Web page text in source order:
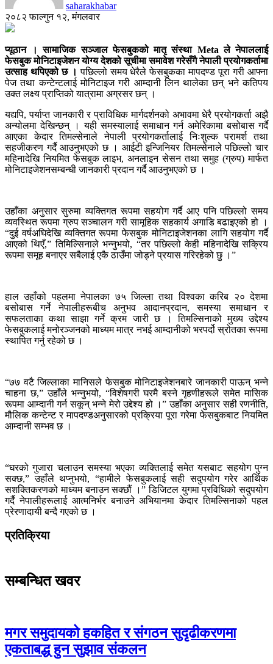
saharakhabar
२०८२ फाल्गुन १२, मंगलवार
प्यूठान । सामाजिक सञ्जाल फेसबुकको मातृ संस्था Meta ले नेपाललाई
फेसबुक मोनिटाइजेशन योग्य देशको सूचीमा समावेश गरेसँगै नेपाली प्रयोगकर्तामा
उत्साह थपिएको छ । पछिल्लो समय धेरैले फेसबुकका मापदण्ड पूरा गरी आफ्ना
पेज तथा कन्टेन्टलाई मोनिटाइज गरी आम्दानी लिन थालेका छन् भने कतिपय
उक्त लक्ष्य प्राप्तिको यात्रामा अग्रसर छन् ।
यद्यपि, पर्याप्त जानकारी र प्राविधिक मार्गदर्शनको अभावमा धेरै प्रयोगकर्ता अझै
अन्योलमा देखिन्छन् । यही समस्यालाई समाधान गर्न अमेरिकामा बसोबास गर्दै
आएका केदार तिमल्सेनाले नेपाली प्रयोगकर्तालाई निःशुल्क परामर्श तथा
सहजीकरण गर्दै आउनुभएको छ । आईटी इन्जिनियर तिमल्सेनाले पछिल्लो चार
महिनादेखि नियमित फेसबुक लाइभ, अनलाइन सेसन तथा समुह (ग्रुप) मार्फत
मोनिटाइजेशनसम्बन्धी जानकारी प्रदान गर्दै आउनुभएको छ ।
उहाँका अनुसार सुरुमा व्यक्तिगत रूपमा सहयोग गर्दै आए पनि पछिल्लो समय
व्यवस्थित रूपमा ग्रुप सञ्चालन गरी सामूहिक सहकार्य अगाडि बढाइएको हो ।
“दुई वर्षअघिदेखि व्यक्तिगत रूपमा फेसबुक मोनिटाइजेशनका लागि सहयोग गर्दै
आएको थिएँ,” तिमिल्सिनाले भन्नुभयो, “तर पछिल्लो केही महिनादेखि सक्रिय
रूपमा समूह बनाएर सबैलाई एकै ठाउँमा जोड्ने प्रयास गरिरहेको छु ।”
हाल उहाँको पहलमा नेपालका ७५ जिल्ला तथा विश्वका करिब २० देशमा
बसोबास गर्ने नेपालीहरूबीच अनुभव आदानप्रदान, समस्या समाधान र
सफलताका कथा साझा गर्ने क्रम जारी छ । तिमल्सिनाको मुख्य उद्देश्य
फेसबुकलाई मनोरञ्जनको माध्यम मात्र नभई आम्दानीको भरपर्दो स्रोतका रूपमा
स्थापित गर्नु रहेको छ ।
“७७ वटै जिल्लाका मानिसले फेसबुक मोनिटाइजेशनबारे जानकारी पाऊन् भन्ने
चाहना छ,” उहाँले भन्नुभयो, “विशेषगरी घरमै बस्ने गृहणीहरूले समेत मासिक
रूपमा आम्दानी गर्न सकून् भन्ने मेरो उद्देश्य हो ।” उहाँका अनुसार सही रणनीति,
मौलिक कन्टेन्ट र मापदण्डअनुसारको प्रक्रिया पूरा गरेमा फेसबुकबाट नियमित
आम्दानी सम्भव छ ।
“घरको गुजारा चलाउन समस्या भएका व्यक्तिलाई समेत यसबाट सहयोग पुग्न
सक्छ,” उहाँले थप्नुभयो, “हामीले फेसबुकलाई सही सदुपयोग गरेर आर्थिक
सशक्तिकरणको माध्यम बनाउन सक्छौं ।” डिजिटल युगमा प्रविधिको सदुपयोग
गर्दै नेपालीहरूलाई आत्मनिर्भर बनाउने अभियानमा केदार तिमल्सिनाको पहल
प्रेरणादायी बन्दै गएको छ ।
प्रतिक्रिया
सम्बन्धित खवर
मगर समुदायको हकहित र संगठन सुदृढीकरणमा
एकताबद्ध हुन सुझाव संकलन